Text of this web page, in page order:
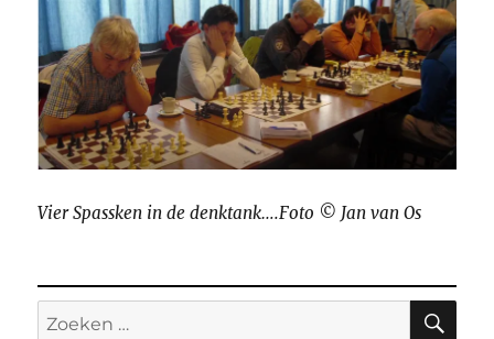
Vier Spassken in de denktank….Foto © Jan van Os
Zoeken